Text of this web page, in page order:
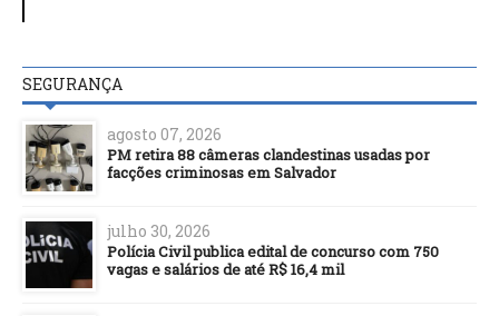
SEGURANÇA
agosto 07, 2026
PM retira 88 câmeras clandestinas usadas por
facções criminosas em Salvador
julho 30, 2026
Polícia Civil publica edital de concurso com 750
vagas e salários de até R$ 16,4 mil